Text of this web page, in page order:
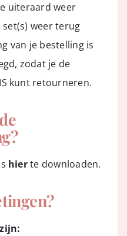
uiteraard weer
weer terug
van je bestelling is
zodat je de
kunt retourneren.
hierte downloaden.